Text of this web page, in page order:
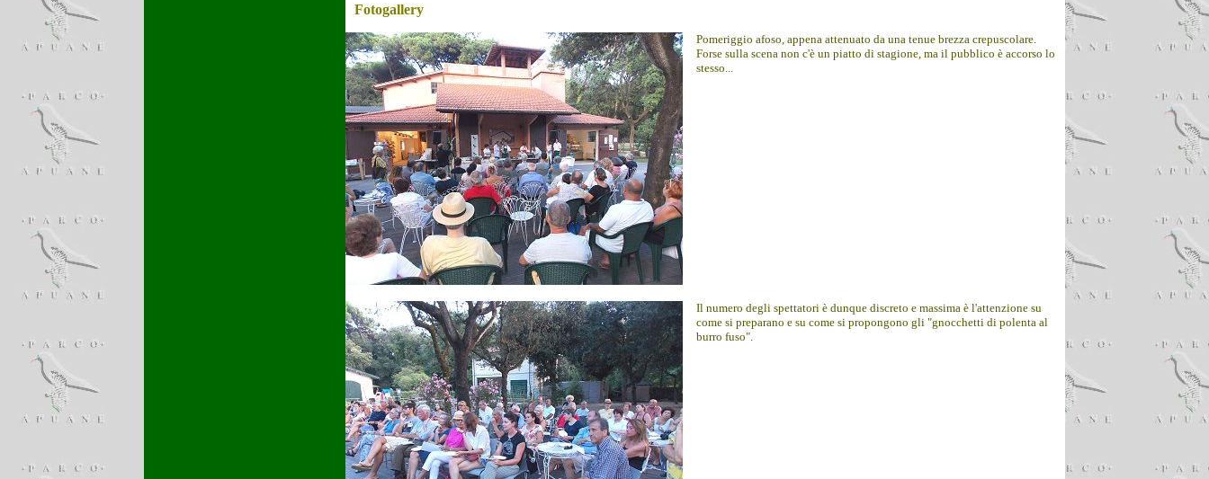
Fotogallery
Pomeriggio afoso, appena attenuato da una tenue brezza crepuscolare.
Forse sulla scena non c'è un piatto di stagione, ma il pubblico è accorso lo
stesso...
Il numero degli spettatori è dunque discreto e massima è l'attenzione su
come si preparano e su come si propongono gli "gnocchetti di polenta al
burro fuso".